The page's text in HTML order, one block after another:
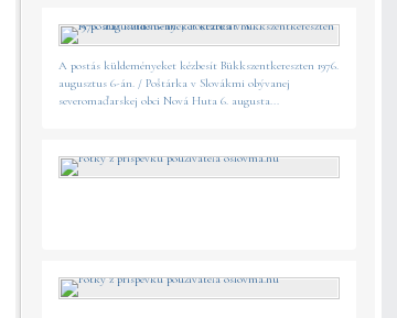
A postás küldeményeket kézbesít Bükkszentkereszten 1976.
augusztus 6-án. / Poštárka v Slovákmi obývanej
severomaďarskej obci Nová Huta 6. augusta...